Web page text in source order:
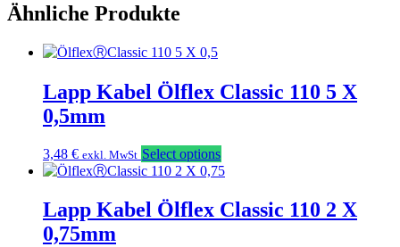
Ähnliche Produkte
Lapp Kabel Ölflex Classic 110 5 X
0,5mm
3,48 € exkl. MwSt Select options
Lapp Kabel Ölflex Classic 110 2 X
0,75mm